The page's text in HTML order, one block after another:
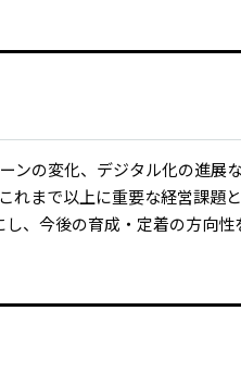
ンの変化、デジタル化の進展
れまで以上に重要な経営課題
、今後の育成・定着の方向性